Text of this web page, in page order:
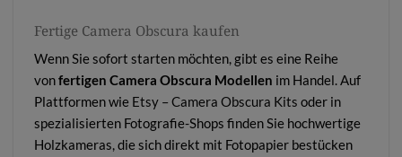
Fertige Camera Obscura kaufen
Wenn Sie sofort starten möchten, gibt es eine Reihe
vonfertigen Camera Obscura Modellen im Handel. Auf
Plattformen wie Etsy – Camera Obscura Kits oder in
spezialisierten Fotografie-Shops finden Sie hochwertige
Holzkameras, die sich direkt mit Fotopapier bestücken